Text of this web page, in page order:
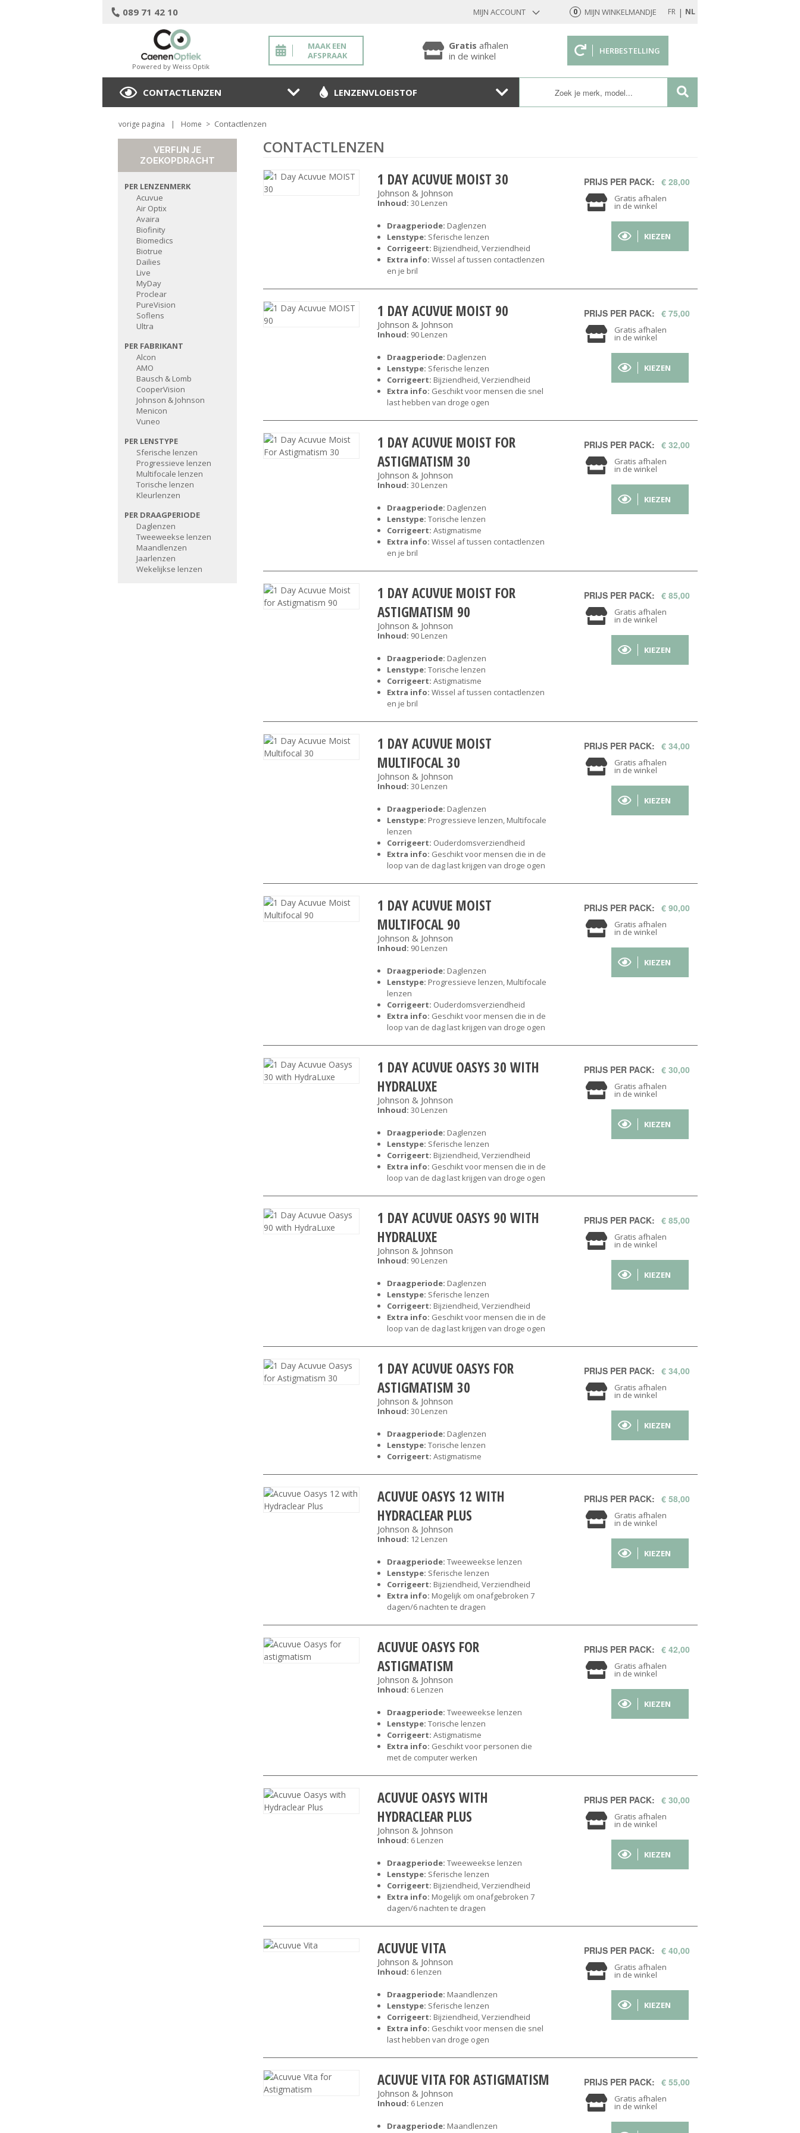
089 71 42 10 MIJN ACCOUNT
INLOGGEN BESTAANDE KLANT
wachtwoord
NIEUWE KLANT
MELD JE AAN
0 MIJN WINKELMANDJE FR | NL
Powered by Weiss Optik
MAAK EEN
AFSPRAAK
Gratis afhalen
in de winkel
HERBESTELLING
CONTACTLENZEN LENZENVLOEISTOF
vorige pagina | Home > Contactlenzen
VERFIJN JE
ZOEKOPDRACHT
PER LENZENMERK
Acuvue
Air Optix
Avaira
Biofinity
Biomedics
Biotrue
Dailies
Live
MyDay
Proclear
PureVision
Soflens
Ultra
PER FABRIKANT
Alcon
AMO
Bausch & Lomb
CooperVision
Johnson & Johnson
Menicon
Vuneo
PER LENSTYPE
Sferische lenzen
Progressieve lenzen
Multifocale lenzen
Torische lenzen
Kleurlenzen
PER DRAAGPERIODE
Daglenzen
Tweeweekse lenzen
Maandlenzen
Jaarlenzen
Wekelijkse lenzen
CONTACTLENZEN
1 DAY ACUVUE MOIST 30
Johnson & Johnson
Inhoud: 30 Lenzen
Draagperiode: Daglenzen
Lenstype: Sferische lenzen
Corrigeert: Bijziendheid, Verziendheid
Extra info: Wissel af tussen contactlenzen
en je bril
PRIJS PER PACK: € 28,00
Gratis afhalen
in de winkel
KIEZEN
1 DAY ACUVUE MOIST 90
Johnson & Johnson
Inhoud: 90 Lenzen
Draagperiode: Daglenzen
Lenstype: Sferische lenzen
Corrigeert: Bijziendheid, Verziendheid
Extra info: Geschikt voor mensen die snel
last hebben van droge ogen
PRIJS PER PACK: € 75,00
Gratis afhalen
in de winkel
KIEZEN
1 DAY ACUVUE MOIST FOR
ASTIGMATISM 30
Johnson & Johnson
Inhoud: 30 Lenzen
Draagperiode: Daglenzen
Lenstype: Torische lenzen
Corrigeert: Astigmatisme
Extra info: Wissel af tussen contactlenzen
en je bril
PRIJS PER PACK: € 32,00
Gratis afhalen
in de winkel
KIEZEN
1 DAY ACUVUE MOIST FOR
ASTIGMATISM 90
Johnson & Johnson
Inhoud: 90 Lenzen
Draagperiode: Daglenzen
Lenstype: Torische lenzen
Corrigeert: Astigmatisme
Extra info: Wissel af tussen contactlenzen
en je bril
PRIJS PER PACK: € 85,00
Gratis afhalen
in de winkel
KIEZEN
1 DAY ACUVUE MOIST
MULTIFOCAL 30
Johnson & Johnson
Inhoud: 30 Lenzen
Draagperiode: Daglenzen
Lenstype: Progressieve lenzen, Multifocale
lenzen
Corrigeert: Ouderdomsverziendheid
Extra info: Geschikt voor mensen die in de
loop van de dag last krijgen van droge ogen
PRIJS PER PACK: € 34,00
Gratis afhalen
in de winkel
KIEZEN
1 DAY ACUVUE MOIST
MULTIFOCAL 90
Johnson & Johnson
Inhoud: 90 Lenzen
Draagperiode: Daglenzen
Lenstype: Progressieve lenzen, Multifocale
lenzen
Corrigeert: Ouderdomsverziendheid
Extra info: Geschikt voor mensen die in de
loop van de dag last krijgen van droge ogen
PRIJS PER PACK: € 90,00
Gratis afhalen
in de winkel
KIEZEN
1 DAY ACUVUE OASYS 30 WITH
HYDRALUXE
Johnson & Johnson
Inhoud: 30 Lenzen
Draagperiode: Daglenzen
Lenstype: Sferische lenzen
Corrigeert: Bijziendheid, Verziendheid
Extra info: Geschikt voor mensen die in de
loop van de dag last krijgen van droge ogen
PRIJS PER PACK: € 30,00
Gratis afhalen
in de winkel
KIEZEN
1 DAY ACUVUE OASYS 90 WITH
HYDRALUXE
Johnson & Johnson
Inhoud: 90 Lenzen
Draagperiode: Daglenzen
Lenstype: Sferische lenzen
Corrigeert: Bijziendheid, Verziendheid
Extra info: Geschikt voor mensen die in de
loop van de dag last krijgen van droge ogen
PRIJS PER PACK: € 85,00
Gratis afhalen
in de winkel
KIEZEN
1 DAY ACUVUE OASYS FOR
ASTIGMATISM 30
Johnson & Johnson
Inhoud: 30 Lenzen
Draagperiode: Daglenzen
Lenstype: Torische lenzen
Corrigeert: Astigmatisme
PRIJS PER PACK: € 34,00
Gratis afhalen
in de winkel
KIEZEN
ACUVUE OASYS 12 WITH
HYDRACLEAR PLUS
Johnson & Johnson
Inhoud: 12 Lenzen
Draagperiode: Tweeweekse lenzen
Lenstype: Sferische lenzen
Corrigeert: Bijziendheid, Verziendheid
Extra info: Mogelijk om onafgebroken 7
dagen/6 nachten te dragen
PRIJS PER PACK: € 58,00
Gratis afhalen
in de winkel
KIEZEN
ACUVUE OASYS FOR
ASTIGMATISM
Johnson & Johnson
Inhoud: 6 Lenzen
Draagperiode: Tweeweekse lenzen
Lenstype: Torische lenzen
Corrigeert: Astigmatisme
Extra info: Geschikt voor personen die
met de computer werken
PRIJS PER PACK: € 42,00
Gratis afhalen
in de winkel
KIEZEN
ACUVUE OASYS WITH
HYDRACLEAR PLUS
Johnson & Johnson
Inhoud: 6 Lenzen
Draagperiode: Tweeweekse lenzen
Lenstype: Sferische lenzen
Corrigeert: Bijziendheid, Verziendheid
Extra info: Mogelijk om onafgebroken 7
dagen/6 nachten te dragen
PRIJS PER PACK: € 30,00
Gratis afhalen
in de winkel
KIEZEN
ACUVUE VITA
Johnson & Johnson
Inhoud: 6 lenzen
Draagperiode: Maandlenzen
Lenstype: Sferische lenzen
Corrigeert: Bijziendheid, Verziendheid
Extra info: Geschikt voor mensen die snel
last hebben van droge ogen
PRIJS PER PACK: € 40,00
Gratis afhalen
in de winkel
KIEZEN
ACUVUE VITA FOR ASTIGMATISM
Johnson & Johnson
Inhoud: 6 Lenzen
Draagperiode: Maandlenzen
PRIJS PER PACK: € 55,00
Gratis afhalen
in de winkel